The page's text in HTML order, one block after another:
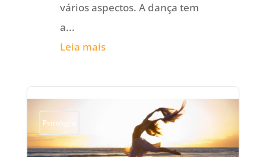
vários aspectos. A dança tem
a...
Leia mais
Psicologia